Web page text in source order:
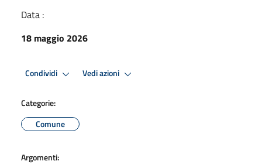
Data :
18 maggio 2026
Condividi Vedi azioni
Categorie:
Comune
Argomenti: